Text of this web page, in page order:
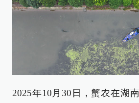
2025年10月30日，蟹农在湖